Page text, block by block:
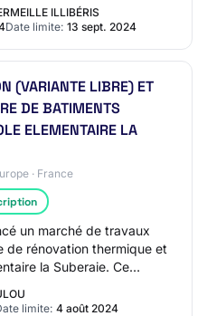
photovoltaï…
ILLIBÉRIS
Date limite: 13 sept. 2024
(VARIANTE LIBRE) ET
DE BATIMENTS
ELEMENTAIRE LA
· France
un marché de travaux
de rénovation thermique et
la Suberaie. Ce
limite: 4 août 2024